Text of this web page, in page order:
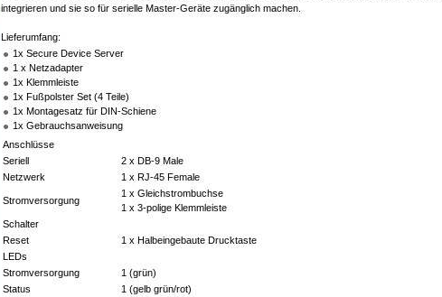
integrieren und sie so für serielle Master-Geräte zugänglich machen.
Lieferumfang:
1x Secure Device Server
1 x Netzadapter
1x Klemmleiste
1x Fußpolster Set (4 Teile)
1x Montagesatz für DIN-Schiene
1x Gebrauchsanweisung
Anschlüsse
Seriell
2 x DB-9 Male
Netzwerk
1 x RJ-45 Female
Stromversorgung
1 x Gleichstrombuchse
1 x 3-polige Klemmleiste
Schalter
Reset
1 x Halbeingebaute Drucktaste
LEDs
Stromversorgung
1 (grün)
Status
1 (gelb grün/rot)